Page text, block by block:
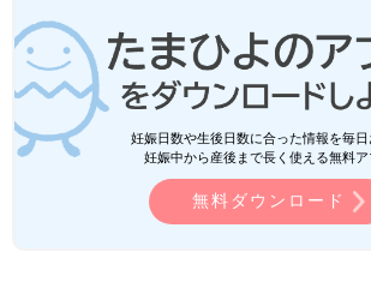
妊娠日数や生後日数に合った情報を毎日
妊娠中から産後まで長く使える無料ア
無料ダウンロード